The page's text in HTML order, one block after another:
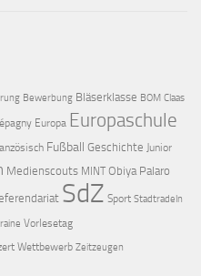
Bewerbung Bläserklasse BOM Claas
Europa Europaschule
Fußball Geschichte Junior
Medienscouts MINT Obiya Palaro
SdZ Sport Stadtradeln
Vorlesetag
Wettbewerb Zeitzeugen